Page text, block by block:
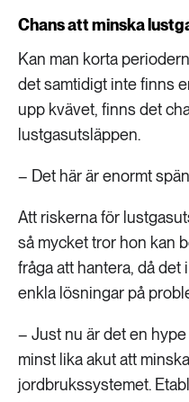
Chans att minska
Kan man korta
det samtidigt inte finns
upp kvävet, finns det
lustgasutsläppen.
– Det här är enormt
Att riskerna för
så mycket tror hon kan
fråga att hantera, då
enkla lösningar på
– Just nu är det en
minst lika akut att
jordbrukssystemet.